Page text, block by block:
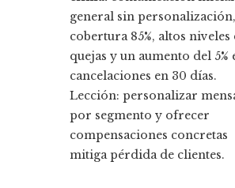
general sin personalización,
cobertura 85%, altos niveles
quejas y un aumento del 5%
cancelaciones en 30 días.
Lección: personalizar
por segmento y ofrecer
compensaciones concretas
mitiga pérdida de clientes.